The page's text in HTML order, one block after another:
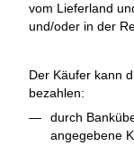
vom Lieferland
und/oder in der
Der Käufer kann
bezahlen:
durch
angegebene